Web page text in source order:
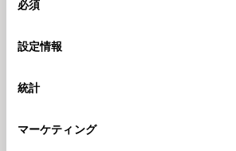
デバイスにすべてのCookie(クッキー)が
意したことになります。Cookie(クッキ
設定の変更、同意を撤回したりするにあ
「Cookie（クッキー）情報の取り扱いに
必須
設定情報
統計
マーケティング
2026630